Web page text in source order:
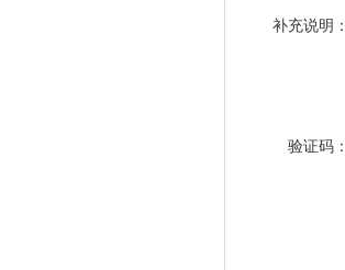
补充说明：
验证码：